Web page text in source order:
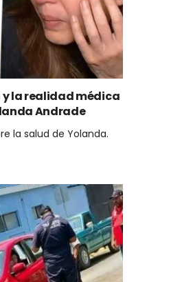
y la realidad médica
Andrade
la salud de Yolanda.